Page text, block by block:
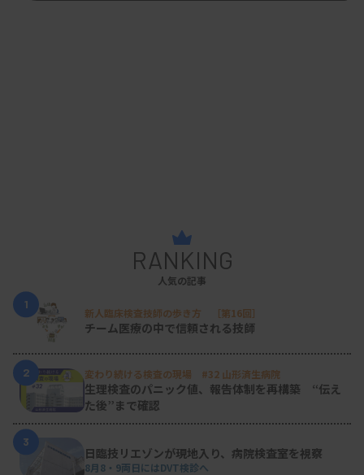
RANKING
人気の記事
1
新人臨床検査技師の歩き方 ［第16回］
チーム医療の中で信頼される技師
2 変わり続ける検査の現場 #32 山形済生病院
生理検査のパニック値、報告体制を再構築 “伝え
た後”まで確認
3
日臨技リエゾンが現地入り、病院検査室を視察
8月8・9両日にはDVT検診へ